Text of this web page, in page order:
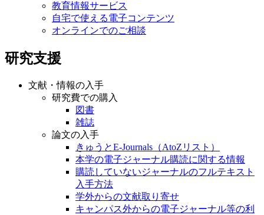
教育情報サービス
自宅で使える電子コンテンツ
オンラインでのご相談
研究支援
文献・情報の入手
研究費での購入
図書
雑誌
論文の入手
きゅうとE-Journals（AtoZリスト）
本学の電子ジャーナル購読に関する情報
購読していないジャーナルのフルテキスト
入手方法
学外からの文献取り寄せ
キャンパス外からの電子ジャーナル等の利